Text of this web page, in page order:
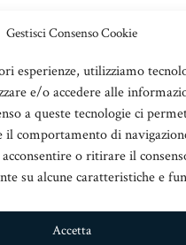
Gestisci Consenso Cookie
esperienze, utilizziamo
e/o accedere alle
a queste tecnologie ci
il comportamento di
o ritirare il
su alcune caratteristiche e
Accetta
ADSeT
Dirigenti Scolastici e